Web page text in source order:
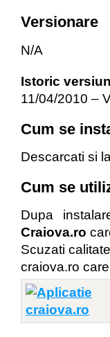
Versionare
N/A
Istoric
11/04/2010 –
Cum se
Descarcati si
Cum se
Dupa
Craiova.ro
Scuzati
craiova.ro